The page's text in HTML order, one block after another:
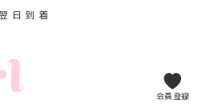
日到着
会員登録